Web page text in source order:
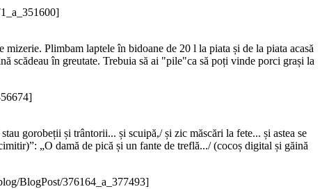
Plimbam laptele în bidoane de 20 l la piata și de la piata acasă
scădeau în greutate. Trebuia să ai "pile"ca să poți vinde porci grași la
gorobeții și trântorii... și scuipă,/ și zic măscări la fete... și astea se
„O damă de pică și un fante de treflă.../ (cocoș digital și găină
BlogPost/376164_a_377493]